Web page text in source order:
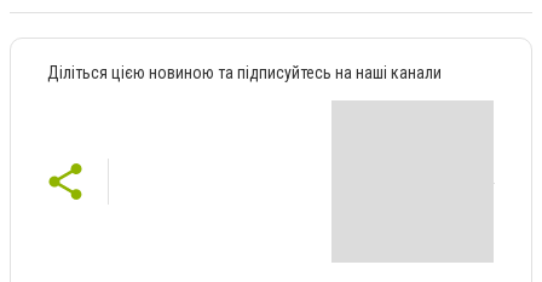
Діліться цією новиною та підписуйтесь на наші канали